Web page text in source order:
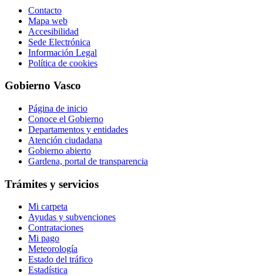
Contacto
Mapa web
Accesibilidad
Sede Electrónica
Información Legal
Política de cookies
Gobierno Vasco
Página de inicio
Conoce el Gobierno
Departamentos y entidades
Atención ciudadana
Gobierno abierto
Gardena, portal de transparencia
Trámites y servicios
Mi carpeta
Ayudas y subvenciones
Contrataciones
Mi pago
Meteorología
Estado del tráfico
Estadística